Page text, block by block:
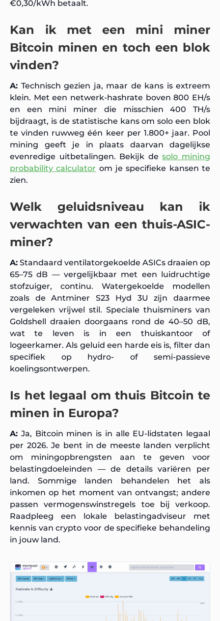
€0,30/kWh betaalt.
Kan ik met een mini miner
Bitcoin minen en toch een blok
vinden?
A: Technisch gezien ja, maar de kans is extreem
klein. Met een netwerk-hashrate boven 800 EH/s
en een mini miner die misschien 400 TH/s
bijdraagt, is de statistische kans om solo een blok
te vinden ruwweg één keer per 1.800+ jaar. Pool
mining geeft je in plaats daarvan dagelijkse
evenredige uitbetalingen. Bekijk desolo mining
probability calculator om je specifieke kansen te
zien.
Welk geluidsniveau kan ik
verwachten van een thuis-ASIC-
miner?
A: Standaard ventilatorgekoelde ASICs draaien op
65–75 dB — vergelijkbaar met een luidruchtige
stofzuiger, continu. Watergekoelde modellen
zoals de Antminer S23 Hyd 3U zijn daarmee
vergeleken vrijwel stil. Speciale thuisminers van
Goldshell draaien doorgaans rond de 40–50 dB,
wat te leven is in een thuiskantoor of
logeerkamer. Als geluid een harde eis is, filter dan
specifiek op hydro- of semi-passieve
koelingsontwerpen.
Is het legaal om thuis Bitcoin te
minen in Europa?
A: Ja, Bitcoin minen is in alle EU-lidstaten legaal
per 2026. Je bent in de meeste landen verplicht
om miningopbrengsten aan te geven voor
belastingdoeleinden — de details variëren per
land. Sommige landen behandelen het als
inkomen op het moment van ontvangst; andere
passen vermogenswinstregels toe bij verkoop.
Raadpleeg een lokale belastingadviseur met
kennis van crypto voor de specifieke behandeling
in jouw land.